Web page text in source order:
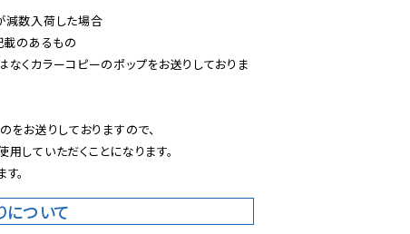
減数入荷した場合
載のあるもの
くカラーコピーのポップをお送りしておりま
をお送りしておりますので、
していただくことになります。
。
ついて